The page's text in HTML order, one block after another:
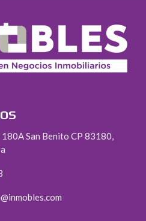
San Benito CP 83180,